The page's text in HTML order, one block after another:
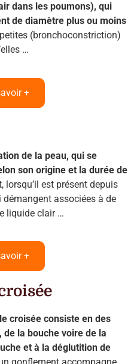
dans les poumons), qui
de diamètre plus ou moins
(bronchoconstriction)
…
+
de la peau, qui se
son origine et la durée de
lorsqu’il est présent depuis
associées à de
liquide clair …
+
croisée consiste en des
la bouche voire de la
et à la déglutition de